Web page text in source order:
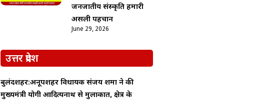
जनजातीय संस्कृति हमारी
असली पहचान
June 29, 2026
उत्तर प्रदेश
बुलंदशहर:अनूपशहर विधायक संजय शर्मा ने की
मुख्यमंत्री योगी आदित्यनाथ से मुलाकात, क्षेत्र के